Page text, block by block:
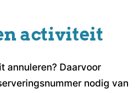
activiteit
annuleren? Daarvoor
nodig van